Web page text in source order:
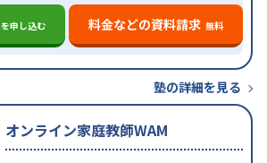
を申し込む 料金などの資料請求 無料
塾の詳細を見る
オンライン家庭教師WAM